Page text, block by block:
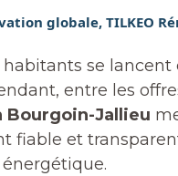
globale, TILKEO
habitants se
entre les
Bourgoin-Jallieu
fiable et